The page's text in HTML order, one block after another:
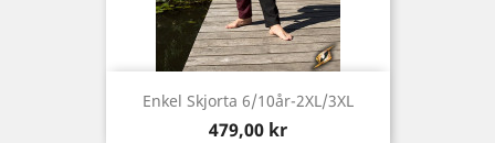
Enkel Skjorta 6/10år-2XL/3XL
Pris
479,00 kr